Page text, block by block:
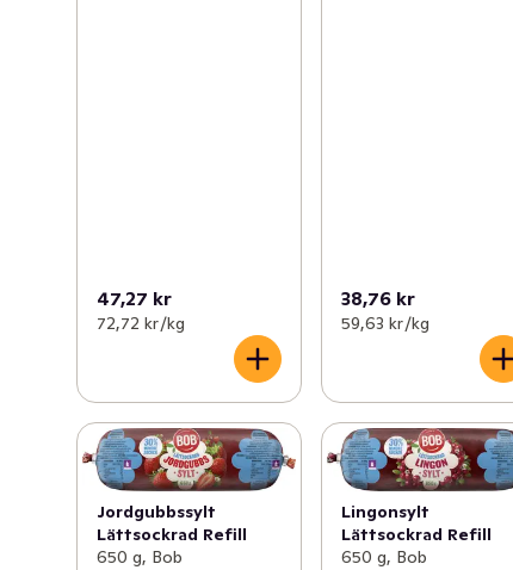
47,27 kr
72,72 kr /kg
38,76 kr
59,63 kr /kg
Jordgubbssylt
Lättsockrad Refill
650 g, Bob
Lingonsylt
Lättsockrad Refill
650 g, Bob